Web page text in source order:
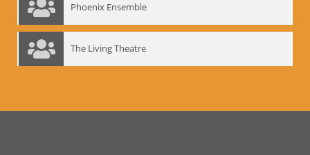
Phoenix Ensemble
The Living Theatre